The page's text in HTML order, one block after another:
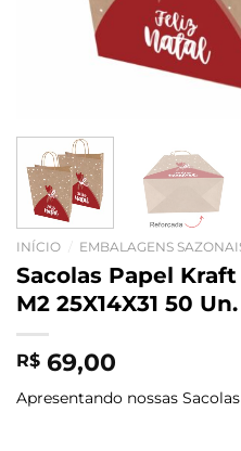
INÍCIO EMBALAGENS
Sacolas Papel Kraft
M2 25X14X31 50 Un.
R$ 69,00
Apresentando nossas